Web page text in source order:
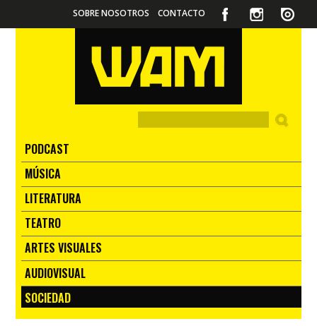
SOBRE NOSOTROS CONTACTO
PODCAST
MÚSICA
LITERATURA
TEATRO
ARTES VISUALES
AUDIOVISUAL
SOCIEDAD